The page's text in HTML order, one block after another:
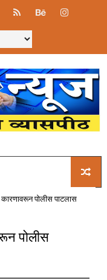
पोलीस पाटलास
पोलीस